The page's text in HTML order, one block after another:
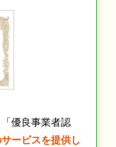
優良事業者認
ービスを提供し